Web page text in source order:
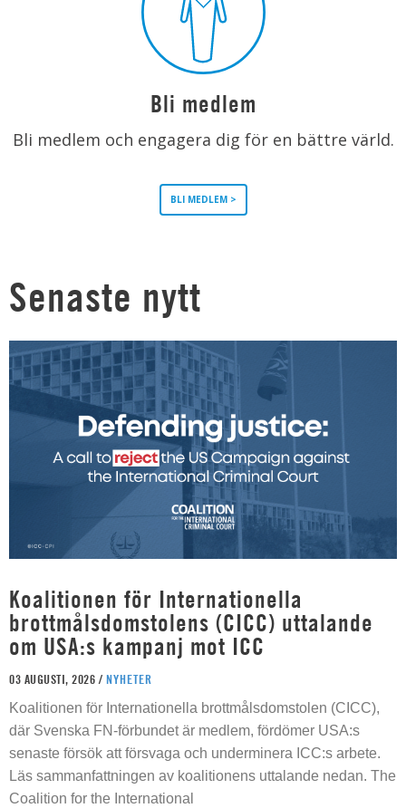
Bli medlem
Bli medlem och engagera dig för en bättre värld.
BLI MEDLEM >
Senaste nytt
Koalitionen för Internationella
brottmålsdomstolens (CICC) uttalande
om USA:s kampanj mot ICC
03 AUGUSTI, 2026 / NYHETER
Koalitionen för Internationella brottmålsdomstolen (CICC),
där Svenska FN-förbundet är medlem, fördömer USA:s
senaste försök att försvaga och underminera ICC:s arbete.
Läs sammanfattningen av koalitionens uttalande nedan. The
Coalition for the International